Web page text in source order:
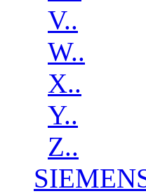
V..
W..
X..
Y..
Z..